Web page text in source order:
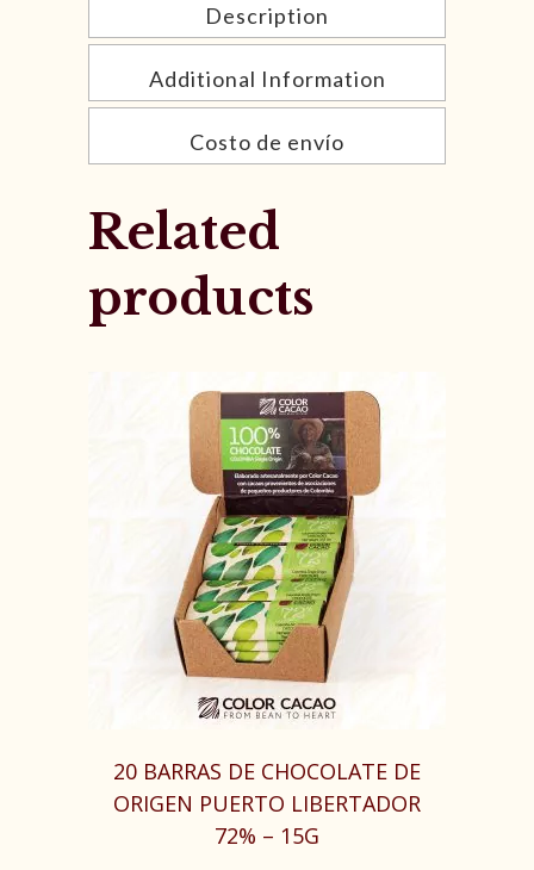
Description
Additional Information
Costo de envío
Related
products
20 BARRAS DE CHOCOLATE DE
ORIGEN PUERTO LIBERTADOR
72% – 15G